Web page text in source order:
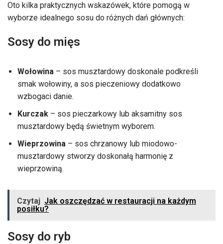
Oto kilka praktycznych wskazówek, które pomogą w
wyborze idealnego sosu do różnych dań głównych:
Sosy do mięs
Wołowina – sos musztardowy doskonale podkreśli
smak wołowiny, a sos pieczeniowy dodatkowo
wzbogaci danie.
Kurczak – sos pieczarkowy lub aksamitny sos
musztardowy będą świetnym wyborem.
Wieprzowina – sos chrzanowy lub miodowo-
musztardowy stworzy doskonałą harmonię z
wieprzowiną.
Czytaj Jak oszczędzać w restauracji na każdym
posiłku?
Sosy do ryb